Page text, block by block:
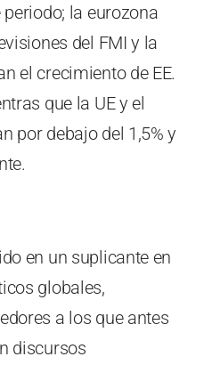
periodo; la eurozona
del FMI y la
el crecimiento de EE.
que la UE y el
por debajo del 1,5% y
en un suplicante en
globales,
a los que antes
discursos